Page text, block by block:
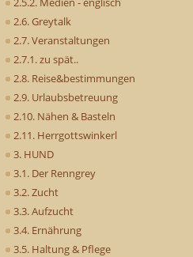
2.6. Greytalk
2.7. Veranstaltungen
2.7.1. zu spät..
2.8. Reise&bestimmungen
2.9. Urlaubsbetreuung
2.10. Nähen & Basteln
2.11. Herrgottswinkerl
3. HUND
3.1. Der Renngrey
3.2. Zucht
3.3. Aufzucht
3.4. Ernährung
3.5. Haltung & Pflege